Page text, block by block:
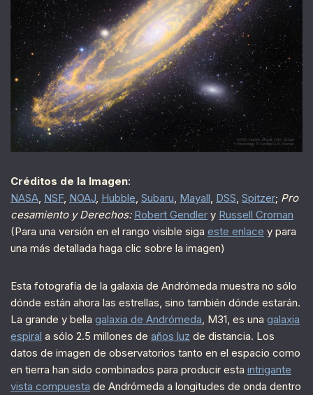
Créditos de la Imagen:
NASA, NSF, NOAJ, Hubble, Subaru, Mayall, DSS, Spitzer; Pro
cesamiento y Derechos: Robert Gendler y Russell Croman
(Para una versión en el rango visible siga este enlace y para
una más detallada haga clic sobre la imagen)
Esta fotografía de la galaxia de Andrómeda muestra no sólo
dónde están ahora las estrellas, sino también dónde estarán.
La grande y bella galaxia de Andrómeda, M31, es una galaxia
espiral a sólo 2.5 millones de años luz de distancia. Los
datos de imagen de observatorios tanto en el espacio como
en tierra han sido combinados para producir esta intrigante
vista compuesta de Andrómeda a longitudes de onda dentro